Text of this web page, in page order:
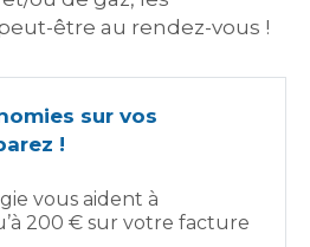
être au rendez-vous !
sur vos
!
vous aident à
200 € sur votre facture